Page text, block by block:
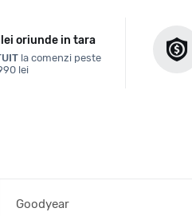
oriunde in tara
la comenzi peste
lei
Goodyear